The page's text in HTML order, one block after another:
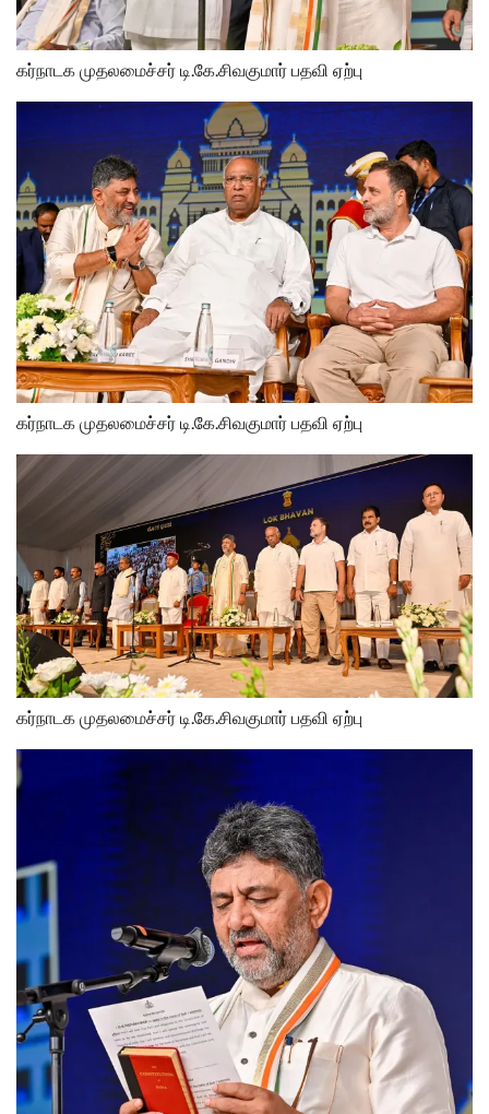
கர்நாடக முதலமைச்சர் டி.கே.சிவகுமார் பதவி ஏற்பு
கர்நாடக முதலமைச்சர் டி.கே.சிவகுமார் பதவி ஏற்பு
கர்நாடக முதலமைச்சர் டி.கே.சிவகுமார் பதவி ஏற்பு